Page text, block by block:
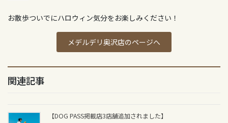
お散歩ついでにハロウィン気分をお楽しみください！
メデルデリ奥沢店のページへ
関連記事
【DOG PASS掲載店3店舗追加されました】